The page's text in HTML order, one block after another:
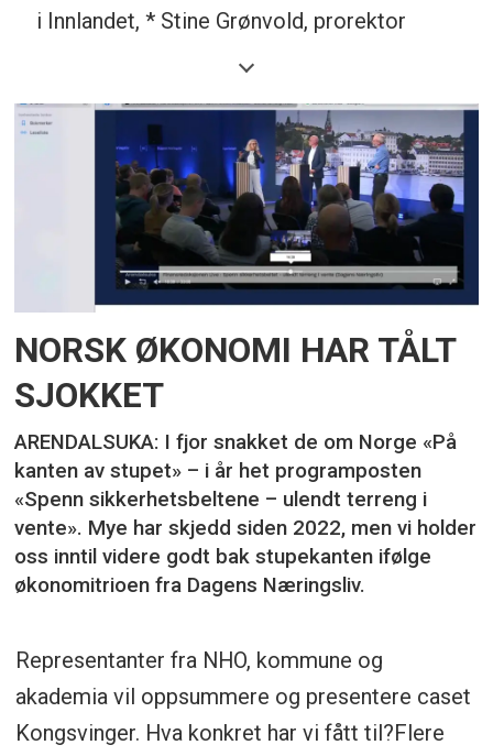
i Innlandet, * Stine Grønvold, prorektor
utdanning, Høgskolen i Innlandet, * Erik
Hagerud, administrerende direktør, Mapei,
* Kari-Anne Jønnes, stortingsrepresentant
/ utdanningskomiteen, Høyre, * Lise Selnes,
stortingsrepresentant /
utdanningskomiteen, Arbeiderpartiet * Bård
Tronvoll, professor i marketing, Høgskolen
i Innlandet, * Lars Gillund, daglig leder,
Klosser innovasjon og * Jon Kristiansen,
NORSK ØKONOMI HAR TÅLT
SJOKKET
ARENDALSUKA: I fjor snakket de om Norge «På
kanten av stupet» – i år het programposten
«Spenn sikkerhetsbeltene – ulendt terreng i
vente». Mye har skjedd siden 2022, men vi holder
oss inntil videre godt bak stupekanten ifølge
økonomitrioen fra Dagens Næringsliv.
Representanter fra NHO, kommune og
akademia vil oppsummere og presentere caset
Kongsvinger. Hva konkret har vi fått til?Flere